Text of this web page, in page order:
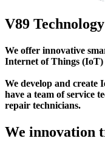
V89 Technology
We offer innovative
Internet of Things
We develop and create
have a team of service
repair technicians.
We innovation